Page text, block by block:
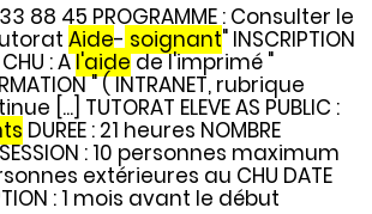
88 45 PROGRAMME : Consulter le
Aide- soignant" INSCRIPTION
: Al'aidede l'imprimé "
" ( INTRANET, rubrique
[...] TUTORAT ELEVE AS PUBLIC :
DUREE : 21 heures NOMBRE
SESSION : 10 personnes maximum
extérieures au CHU DATE
: 1 mois avant le début